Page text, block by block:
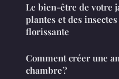
Le bien-être de votre
plantes et des
florissante
Comment créer une
chambre ?